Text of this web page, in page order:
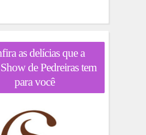
as delícias que a
de Pedreiras tem
para você